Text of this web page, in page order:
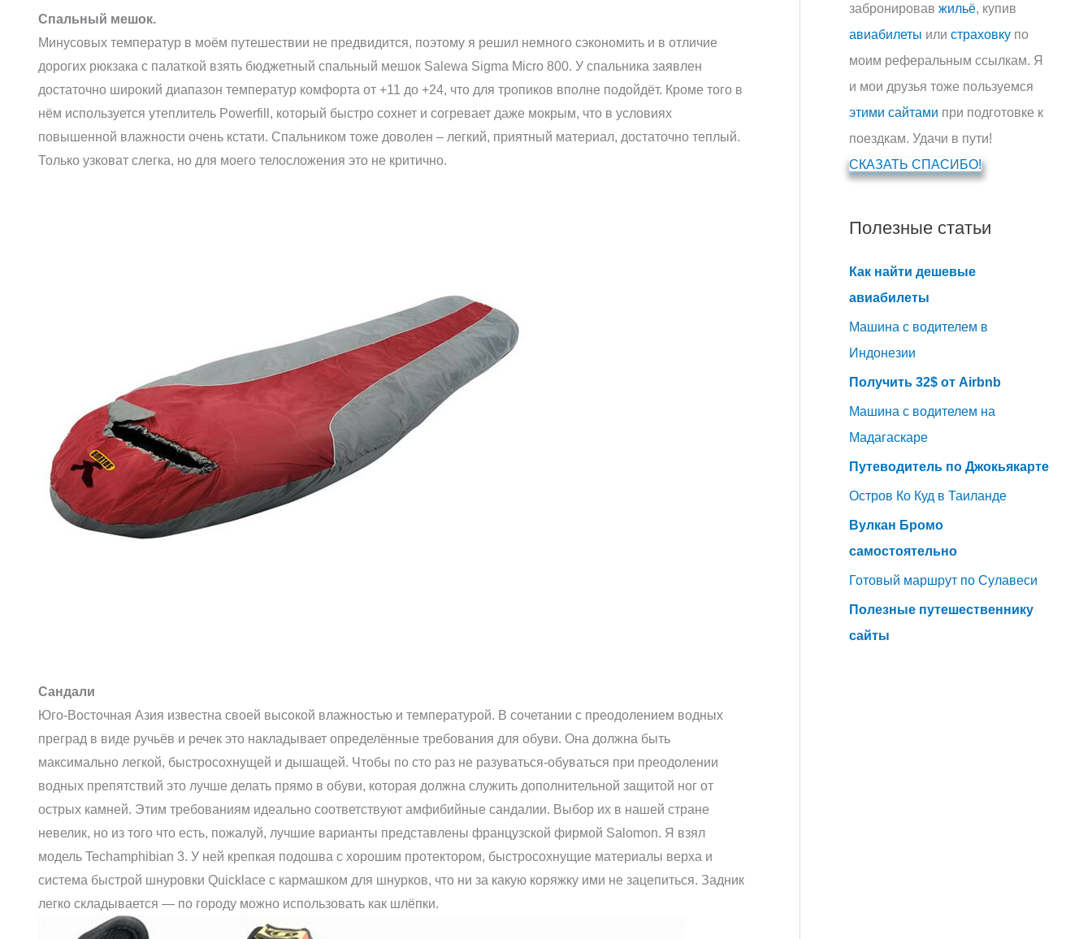
Спальный мешок.
Минусовых температур в моём путешествии не предвидится, поэтому я решил немного сэкономить и в отличие
дорогих рюкзака с палаткой взять бюджетный спальный мешок Salewa Sigma Micro 800. У спальника заявлен
достаточно широкий диапазон температур комфорта от +11 до +24, что для тропиков вполне подойдёт. Кроме того в
нём используется утеплитель Powerfill, который быстро сохнет и согревает даже мокрым, что в условиях
повышенной влажности очень кстати. Спальником тоже доволен – легкий, приятный материал, достаточно теплый.
Только узковат слегка, но для моего телосложения это не критично.
Сандали
Юго-Восточная Азия известна своей высокой влажностью и температурой. В сочетании с преодолением водных
преград в виде ручьёв и речек это накладывает определённые требования для обуви. Она должна быть
максимально легкой, быстросохнущей и дышащей. Чтобы по сто раз не разуваться-обуваться при преодолении
водных препятствий это лучше делать прямо в обуви, которая должна служить дополнительной защитой ног от
острых камней. Этим требованиям идеально соответствуют амфибийные сандалии. Выбор их в нашей стране
невелик, но из того что есть, пожалуй, лучшие варианты представлены французской фирмой Salomon. Я взял
модель Techamphibian 3. У ней крепкая подошва с хорошим протектором, быстросохнущие материалы верха и
система быстрой шнуровки Quicklace с кармашком для шнурков, что ни за какую коряжку ими не зацепиться. Задник
легко складывается — по городу можно использовать как шлёпки.
забронировав жильё, купив
авиабилеты или страховкупо
моим реферальным ссылкам. Я
и мои друзья тоже пользуемся
этими сайтами при подготовке к
поездкам. Удачи в пути!
СКАЗАТЬ СПАСИБО!
Полезные статьи
Как найти дешевые
авиабилеты
Машина с водителем в
Индонезии
Получить 32$ от Airbnb
Машина с водителем на
Мадагаскаре
Путеводитель по Джокьякарте
Остров Ко Куд в Таиланде
Вулкан Бромо
самостоятельно
Готовый маршрут по Сулавеси
Полезные путешественнику
сайты